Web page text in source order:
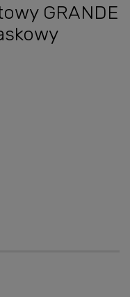
GRANDE
płatności